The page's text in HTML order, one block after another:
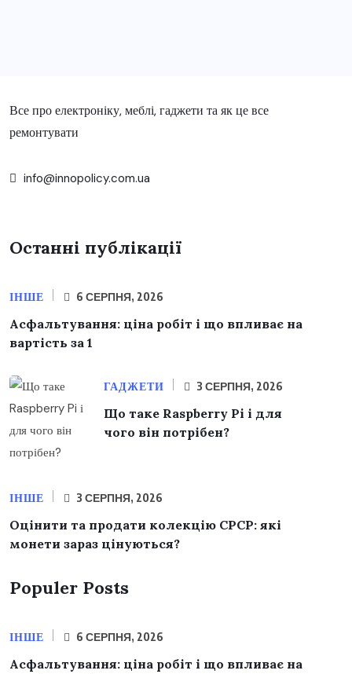
Все про електроніку, меблі, гаджети та як це все
ремонтувати
info@innopolicy.com.ua
Останні публікації
ІНШЕ 6 СЕРПНЯ, 2026
Асфальтування: ціна робіт і що впливає на
вартість за 1
ГАДЖЕТИ 3 СЕРПНЯ, 2026
Що таке Raspberry Pi і для
чого він потрібен?
ІНШЕ 3 СЕРПНЯ, 2026
Оцінити та продати колекцію СРСР: які
монети зараз цінуються?
Populer Posts
ІНШЕ 6 СЕРПНЯ, 2026
Асфальтування: ціна робіт і що впливає на